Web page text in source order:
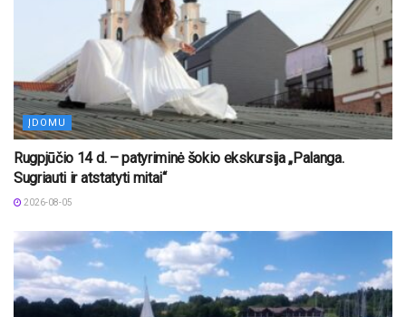
ĮDOMU
Rugpjūčio 14 d. – patyriminė šokio ekskursija „Palanga.
Sugriauti ir atstatyti mitai“
2026-08-05